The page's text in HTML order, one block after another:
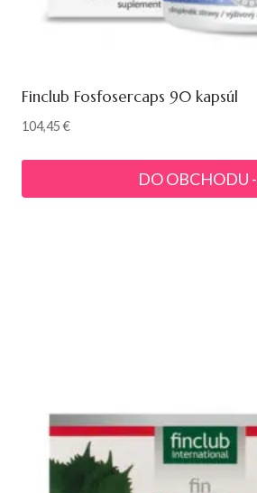
Finclub Fosfosercaps 90 kapsúl
104,45€
DO OBCHODU